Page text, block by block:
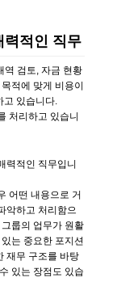
력적인 직무
역 검토, 자금 현황
적에 맞게 비용이
있습니다.
처리하고 있습니
력적인 직무입니
어떤 내용으로 거
악하고 처리함으
룹의 업무가 원활
는 중요한 포지션
재무 구조를 바탕
있는 장점도 있습